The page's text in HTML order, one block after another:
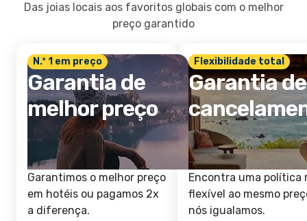
Das joias locais aos favoritos globais com o melhor
preço garantido
N.º 1 em preço
Garantia de
melhor preço
Garantimos o melhor preço
em hotéis ou pagamos 2x
a diferença.
Flexibilidade total
Garantia de
Encontra uma política
flexível ao mesmo
nós igualamos.